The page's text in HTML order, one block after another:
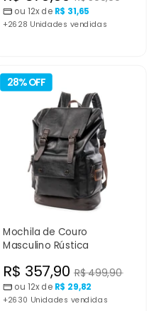
normal
promocional
ou 12x de R$ 31,65
+2628 Unidades vendidas
28% OFF
Mochila de Couro
Masculino Rústica
Preço
normal
R$ 499,90
Preço
promocional
R$ 357,90
ou 12x de R$ 29,82
+2630 Unidades vendidas